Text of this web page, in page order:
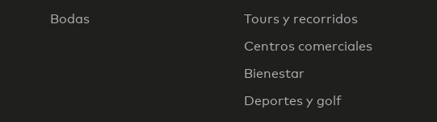
Bodas
Tours y recorridos
Centros comerciales
Bienestar
Deportes y golf